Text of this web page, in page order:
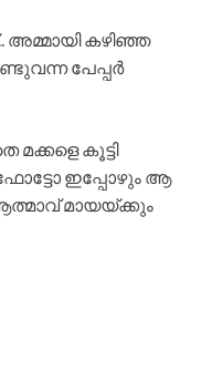
കഴിഞ്ഞ
പേപ്പർ
കൂട്ടി
ഫോട്ടോ ഇപ്പോഴും ആ
മായയ്ക്കും